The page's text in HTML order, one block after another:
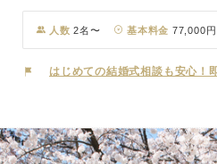
に。 イタリアのサン・マルコ教会を
の大理石と木のベンチが調和し、少
りに包まれています。 一流ホテルな
格料理、そして洗練されたサービス
人数 2名〜 基本料金 77,000円
はじめての結婚式相談も安心！